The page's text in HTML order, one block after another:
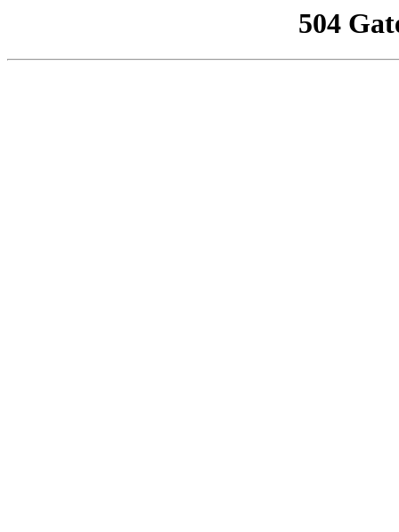
504